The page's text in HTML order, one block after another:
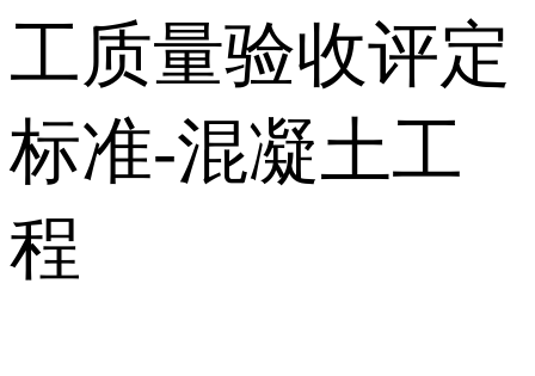
工质量验收评定
标准-混凝土工
程